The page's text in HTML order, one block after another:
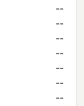
--
--
--
--
--
--
--